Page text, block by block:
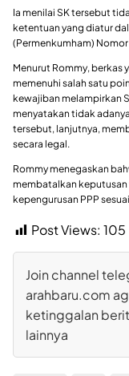
Ia menilai SK tersebut
ketentuan yang diatur
(Permenkumham) Nomor
Menurut Rommy, berkas
memenuhi salah satu
kewajiban melampirkan
menyatakan tidak
tersebut, lanjutnya,
secara legal.
Rommy menegaskan
membatalkan
kepengurusan PPP
Post Views: 105
Join channel
arahbaru.com
ketinggalan
lainnya